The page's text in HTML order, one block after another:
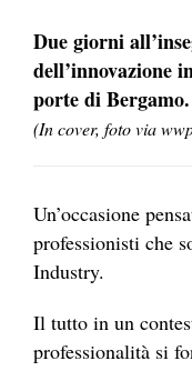
Due giorni
dell’innovazione
porte di Bergamo.
(In cover, foto via
Un’occasione
professionisti che
Industry.
Il tutto in un
professionalità si